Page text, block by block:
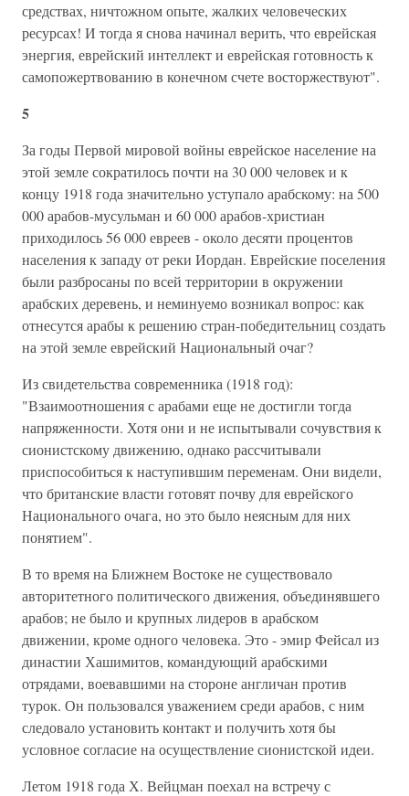
средствах, ничтожном опыте, жалких человеческих
ресурсах! И тогда я снова начинал верить, что еврейская
энергия, еврейский интеллект и еврейская готовность к
самопожертвованию в конечном счете восторжествуют".
5
За годы Первой мировой войны еврейское население на
этой земле сократилось почти на 30 000 человек и к
концу 1918 года значительно уступало арабскому: на 500
000 арабов-мусульман и 60 000 арабов-христиан
приходилось 56 000 евреев - около десяти процентов
населения к западу от реки Иордан. Еврейские поселения
были разбросаны по всей территории в окружении
арабских деревень, и неминуемо возникал вопрос: как
отнесутся арабы к решению стран-победительниц создать
на этой земле еврейский Национальный очаг?
Из свидетельства современника (1918 год):
"Взаимоотношения с арабами еще не достигли тогда
напряженности. Хотя они и не испытывали сочувствия к
сионистскому движению, однако рассчитывали
приспособиться к наступившим переменам. Они видели,
что британские власти готовят почву для еврейского
Национального очага, но это было неясным для них
понятием".
В то время на Ближнем Востоке не существовало
авторитетного политического движения, объединявшего
арабов; не было и крупных лидеров в арабском
движении, кроме одного человека. Это - эмир Фейсал из
династии Хашимитов, командующий арабскими
отрядами, воевавшими на стороне англичан против
турок. Он пользовался уважением среди арабов, с ним
следовало установить контакт и получить хотя бы
условное согласие на осуществление сионистской идеи.
Летом 1918 года Х. Вейцман поехал на встречу с